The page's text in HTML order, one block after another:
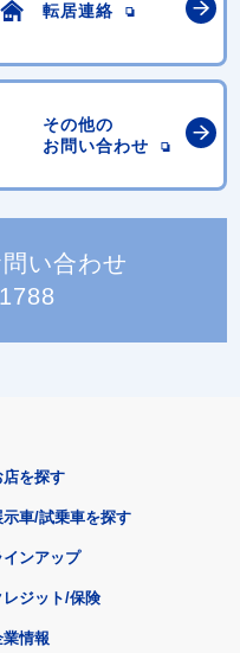
転居連絡
その他の
お問い合わせ
い合わせ
店を探す
示車/試乗車を探す
インアップ
レジット/保険
業情報